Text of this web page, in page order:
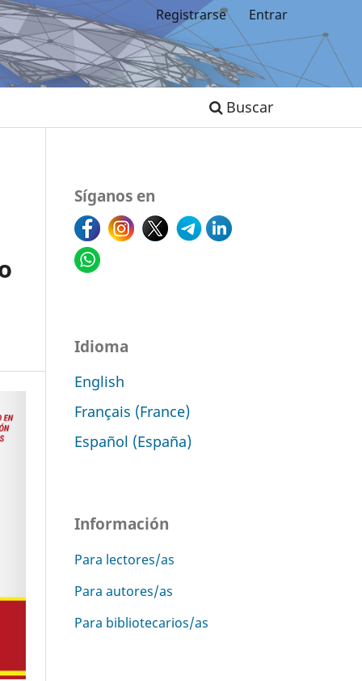
Buscar
Registrarse Entrar
Síganos en
Idioma
English
Français (France)
Español (España)
Información
Para lectores/as
Para autores/as
Para bibliotecarios/as